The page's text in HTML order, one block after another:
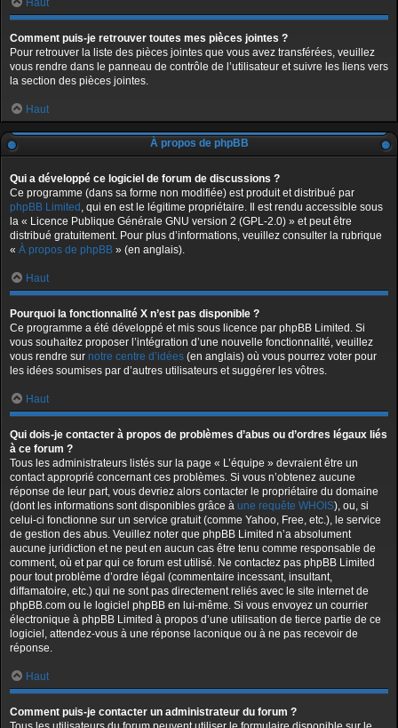
Haut
Comment puis-je retrouver toutes mes pièces jointes ?
Pour retrouver la liste des pièces jointes que vous avez transférées, veuillez
vous rendre dans le panneau de contrôle de l’utilisateur et suivre les liens vers
la section des pièces jointes.
Haut
À propos de phpBB
Qui a développé ce logiciel de forum de discussions ?
Ce programme (dans sa forme non modifiée) est produit et distribué par
phpBB Limited , qui en est le légitime propriétaire. Il est rendu accessible sous
la « Licence Publique Générale GNU version 2 (GPL-2.0) » et peut être
distribué gratuitement. Pour plus d’informations, veuillez consulter la rubrique
« À propos de phpBB » (en anglais).
Haut
Pourquoi la fonctionnalité X n’est pas disponible ?
Ce programme a été développé et mis sous licence par phpBB Limited. Si
vous souhaitez proposer l’intégration d’une nouvelle fonctionnalité, veuillez
vous rendre sur notre centre d’idées (en anglais) où vous pourrez voter pour
les idées soumises par d’autres utilisateurs et suggérer les vôtres.
Haut
Qui dois-je contacter à propos de problèmes d’abus ou d’ordres légaux liés
à ce forum ?
Tous les administrateurs listés sur la page « L’équipe » devraient être un
contact approprié concernant ces problèmes. Si vous n’obtenez aucune
réponse de leur part, vous devriez alors contacter le propriétaire du domaine
(dont les informations sont disponibles grâce à une requête WHOIS), ou, si
celui-ci fonctionne sur un service gratuit (comme Yahoo, Free, etc.), le service
de gestion des abus. Veuillez noter que phpBB Limited n’a absolument
aucune juridiction et ne peut en aucun cas être tenu comme responsable de
comment, où et par qui ce forum est utilisé. Ne contactez pas phpBB Limited
pour tout problème d’ordre légal (commentaire incessant, insultant,
diffamatoire, etc.) qui ne sont pas directement reliés avec le site internet de
phpBB.com ou le logiciel phpBB en lui-même. Si vous envoyez un courrier
électronique à phpBB Limited à propos d’une utilisation de tierce partie de ce
logiciel, attendez-vous à une réponse laconique ou à ne pas recevoir de
réponse.
Haut
Comment puis-je contacter un administrateur du forum ?